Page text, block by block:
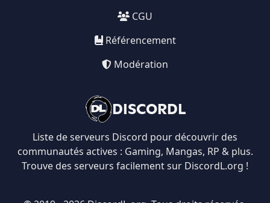
DISCORDL
Liste de serveurs Discord pour découvrir des
communautés actives : Gaming, Mangas, RP & plus.
Trouve des serveurs facilement sur DiscordL.org !
CGU
Référencement
Modération